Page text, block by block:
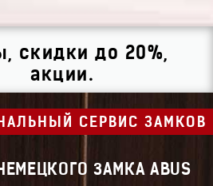
скидки до 20%,
акции.
СЕРВИС ЗАМКОВ
ЗАМКА ABUS